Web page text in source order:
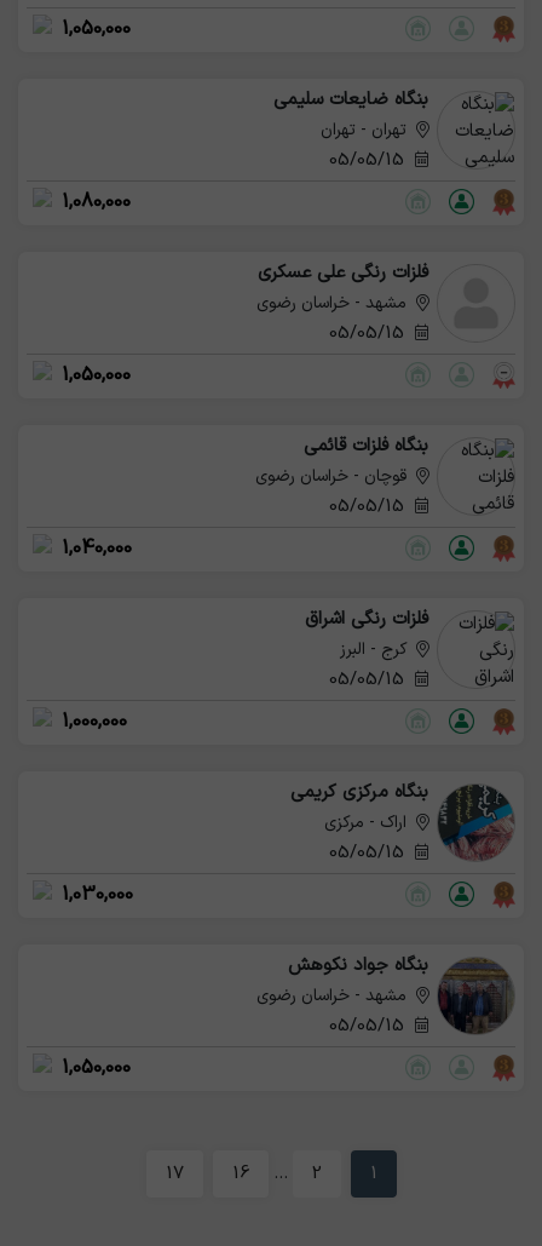
1,050,000
بنگاه ضایعات سلیمی
تهران - تهران
1,080,000
فلزات رنگی علی عسکری
مشهد - خراسان رضوی
1,050,000
بنگاه فلزات قائمی
قوچان - خراسان رضوی
1,040,000
فلزات رنگی اشراق
کرج - البرز
1,000,000
بنگاه مرکزی کریمی
اراک - مرکزی
1,030,000
بنگاه جواد نکوهش
مشهد - خراسان رضوی
1,050,000
1
2
...
16
17